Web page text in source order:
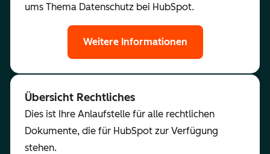
ums Thema Datenschutz bei HubSpot.
Weitere Informationen
Übersicht Rechtliches
Dies ist Ihre Anlaufstelle für alle rechtlichen
Dokumente, die für HubSpot zur Verfügung
stehen.